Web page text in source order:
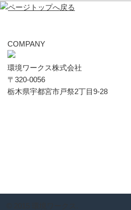
COMPANY
環境ワークス株式会社
〒320-0056
栃木県宇都宮市戸祭2丁目9-28